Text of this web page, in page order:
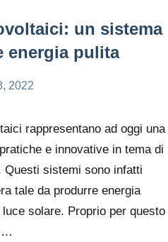
un sistema
energia pulita
2022
rappresentano ad oggi una
e innovative in tema di
Questi sistemi sono infatti
tale da produrre energia
solare. Proprio per questo
…